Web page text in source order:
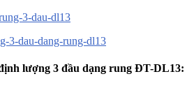
lượng 3 đầu dạng rung ĐT-DL13: